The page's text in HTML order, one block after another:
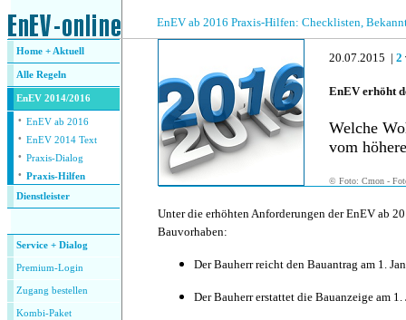
EnEV ab 2016 Praxis-Hilfen: Checklisten,
Home + Aktuell
Alle Regeln
EnEV 2014/2016
· EnEV ab 2016
· EnEV 2014 Text
· Praxis-Dialog
· Praxis-Hilfen
Dienstleister
Service + Dialog
Premium-Login
Zugang bestellen
Kombi-Paket
20.07.2015 | 2
EnEV erhöht
Welche
vom
© Foto: Cmon -
Unter die erhöhten Anforderungen der EnEV ab
Bauvorhaben:
Der Bauherr reicht den Bauantrag am 1.
Der Bauherr erstattet die Bauanzeige am 1.